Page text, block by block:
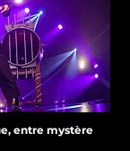
entre mystère